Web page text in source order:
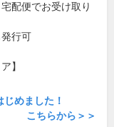
配便でお受け取り
行可
】
じめました！
こちらから＞＞